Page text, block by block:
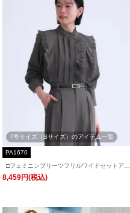
7号サイズ（Sサイズ）のアイテム一覧
PA1670
□フェミニンプリーツフリルワイドセットアッ
プ「PA1670」
8,459円(税込)